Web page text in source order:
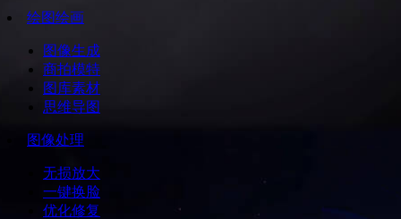
绘图绘画
图像生成
商拍模特
图库素材
思维导图
图像处理
无损放大
一键换脸
优化修复